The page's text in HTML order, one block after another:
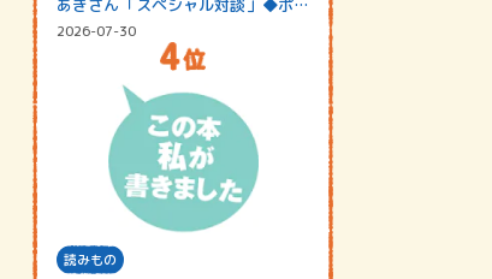
あきさん「スペシャル対談」◆ポッ
ドキャスト…
2026-07-30
読みもの